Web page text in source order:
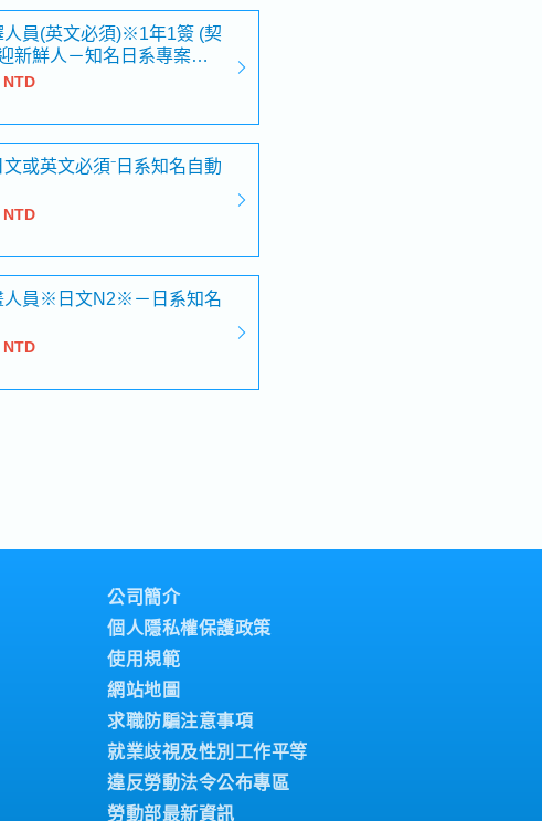
人員(英文必須)※1年1簽 (契
新鮮人－知名日系專案工
或英文必須⁻日系知名自動
人員※日文N2※－日系知名
公司簡介
個人隱私權保護政策
使用規範
網站地圖
求職防騙注意事項
就業歧視及性別工作平等
違反勞動法令公布專區
勞動部最新資訊